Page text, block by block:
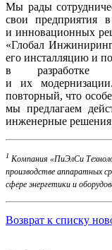
Мы рады
свои предприятия
и инновационных
«Глобал
его инсталляцию и
в разработке
и их
повторный, что
мы предлагаем
инженерные
1 Компания «ПиЭлСи
производстве аппаратных
сфере энергетики и
Возврат к списку